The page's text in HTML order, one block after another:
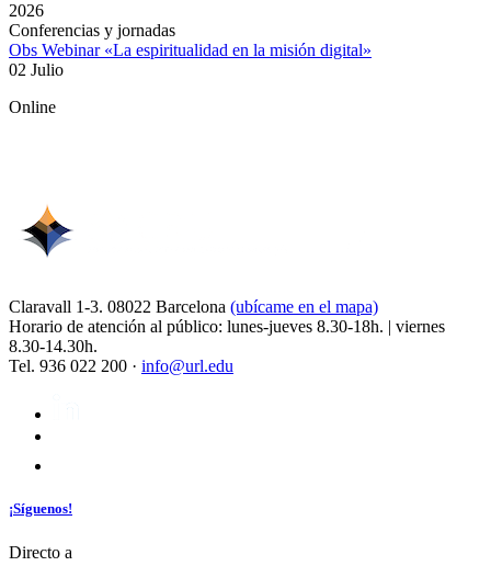
2026
Conferencias y jornadas
Obs Webinar «La espiritualidad en la misión digital»
02 Julio
Online
Claravall 1-3. 08022 Barcelona (ubícame en el mapa)
Horario de atención al público: lunes-jueves 8.30-18h. | viernes
8.30-14.30h.
Tel. 936 022 200 · info@url.edu
¡Síguenos!
Directo a